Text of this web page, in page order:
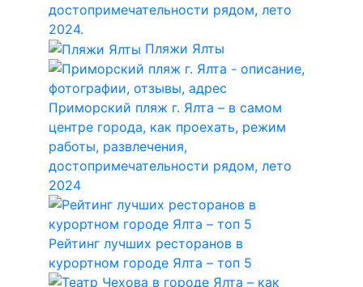
достопримечательности рядом, лето
2024.
Пляжи Ялты
Приморский пляж г. Ялта – в самом
центре города, как проехать, режим
работы, развлечения,
достопримечательности рядом, лето
2024
Рейтинг лучших ресторанов в
курортном городе Ялта – топ 5